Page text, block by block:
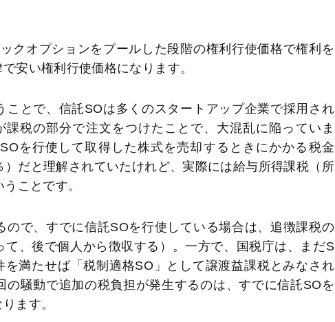
クオプションをプールした段階の権利行使価格で権利を
安い権利行使価格になります。
ことで、信託SOは多くのスタートアップ企業で採用され
税の部分で注文をつけたことで、大混乱に陥っていま
を行使して取得した株式を売却するときにかかる税金
だと理解されていたけれど、実際には給与所得課税（所
ことです。
で、すでに信託SOを行使している場合は、追徴課税の
、後で個人から徴収する）。一方で、国税庁は、まだS
満たせば「税制適格SO」として譲渡益課税とみなされ
騒動で追加の税負担が発生するのは、すでに信託SOを
ます。